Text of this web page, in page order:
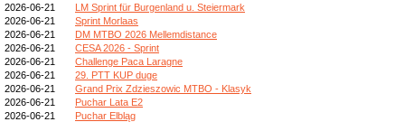
2026-06-21
LM Sprint für Burgenland u. Steiermark
2026-06-21
Sprint Morlaas
2026-06-21
DM MTBO 2026 Mellemdistance
2026-06-21
CESA 2026 - Sprint
2026-06-21
Challenge Paca Laragne
2026-06-21
29. PTT KUP duge
2026-06-21
Grand Prix Zdzieszowic MTBO - Klasyk
2026-06-21
Puchar Lata E2
2026-06-21
Puchar Elbląg